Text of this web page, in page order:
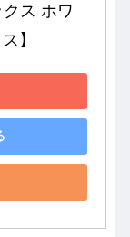
ス ホワ
】